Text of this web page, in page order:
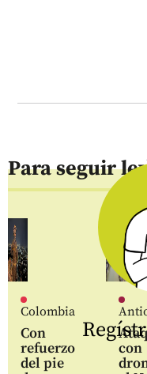
Para seguir
Colombia
Con
refuerzo
del pie
con